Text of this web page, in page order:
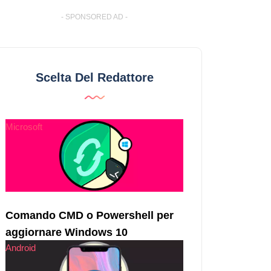
- SPONSORED AD -
Scelta Del Redattore
Microsoft
Comando CMD o Powershell per
aggiornare Windows 10
Android